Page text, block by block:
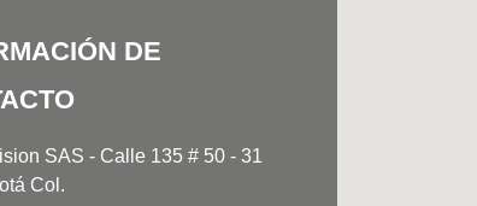
DE
SAS - Calle 135 # 50 - 31
Col.